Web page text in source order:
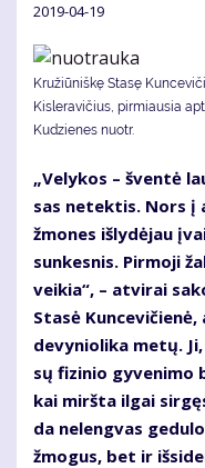
2019-04-19
Kružiūniškę Stasę
Kisleravičius, pirmiausia
Kudzienes nuotr.
„Ve­ly­kos – šven­tė
sas ne­tek­tis. Nors į
žmo­nes iš­ly­dė­jau
sun­kes­nis. Pir­mo­ji
vei­kia“, – at­vi­rai
Sta­sė
de­vy­nio­li­ka me­tų.
sų fi­zi­nio gy­ve­ni­mo
kai mirš­ta il­gai
da ne­leng­vas
žmo­gus, bet ir